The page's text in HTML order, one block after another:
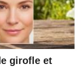
girofle et